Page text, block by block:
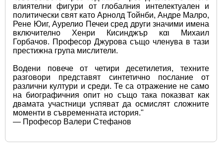
влиятелни фигури от глобалния интелектуален и
политически свят като Арнолд Тойнби, Андре Малро,
Рене Юиг, Аурелио Печеи сред други значими имена
включително Хенри Кисинджър και Михаил
Горбачов. Професор Джурова също членува в тази
престижна група мислители.
Водени повече от четири десетилетия, техните
разговори представят синтетично послание от
различни култури и среди. Те са отражение не само
на биографичния опит но също така показват как
двамата участници успяват да осмислят сложните
моменти в съвременната история."
— Професор Валери Стефанов